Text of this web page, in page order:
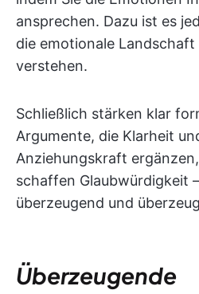
ansprechen. Dazu ist es
die emotionale Landschaft
verstehen.
Schließlich stärken klar
Argumente, die Klarheit
Anziehungskraft
schaffen Glaubwürdigkeit
überzeugend und
Überzeugende